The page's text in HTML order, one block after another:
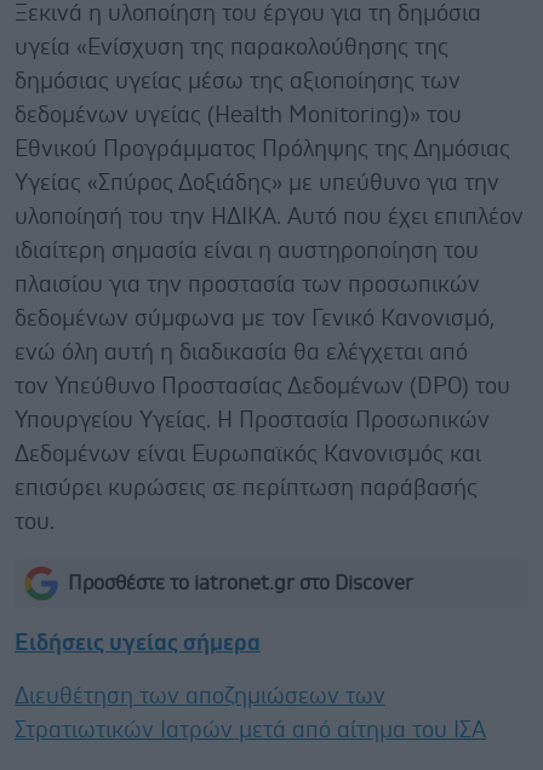
Ξεκινά η υλοποίηση του έργου για τη δημόσια
υγεία «Ενίσχυση της παρακολούθησης της
δημόσιας υγείας μέσω της αξιοποίησης των
δεδομένων υγείας (Health Monitoring)» του
Εθνικού Προγράμματος Πρόληψης της Δημόσιας
Υγείας «Σπύρος Δοξιάδης» με υπεύθυνο για την
υλοποίησή του την ΗΔΙΚΑ. Αυτό που έχει επιπλέον
ιδιαίτερη σημασία είναι η αυστηροποίηση του
πλαισίου για την προστασία των προσωπικών
δεδομένων σύμφωνα με τον Γενικό Κανονισμό,
ενώ όλη αυτή η διαδικασία θα ελέγχεται από
τον Υπεύθυνο Προστασίας Δεδομένων (DPO) του
Υπουργείου Υγείας. Η Προστασία Προσωπικών
Δεδομένων είναι Ευρωπαϊκός Κανονισμός και
επισύρει κυρώσεις σε περίπτωση παράβασής
του.
Προσθέστε το iatronet.gr στο Discover
Ειδήσεις υγείας σήμερα
Διευθέτηση των αποζημιώσεων των
Στρατιωτικών Ιατρών μετά από αίτημα του ΙΣΑ